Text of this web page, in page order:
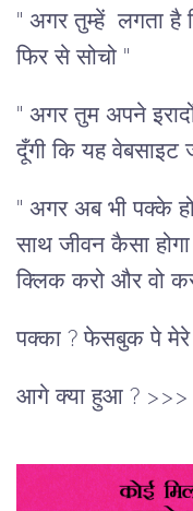
" अगर तुम्हें लगता है
फिर से सोचो "
" अगर तुम अपने
दूँगी कि यह वेबसाइट
" अगर अब भी पक्के
साथ जीवन कैसा
क्लिक करो और वो
पक्का ? फेसबुक पे
आगे क्या हुआ ? >>>